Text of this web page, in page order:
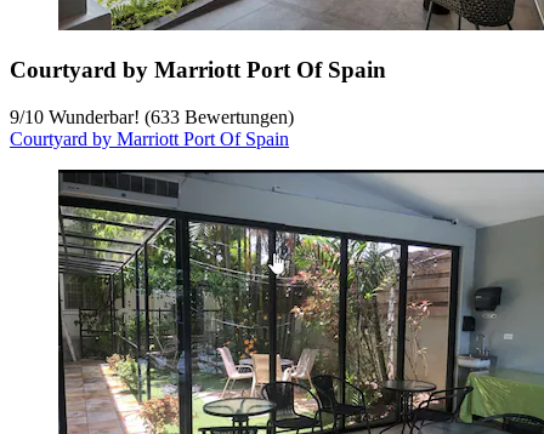
Courtyard by Marriott Port Of Spain
9/10 Wunderbar! (633 Bewertungen)
Courtyard by Marriott Port Of Spain